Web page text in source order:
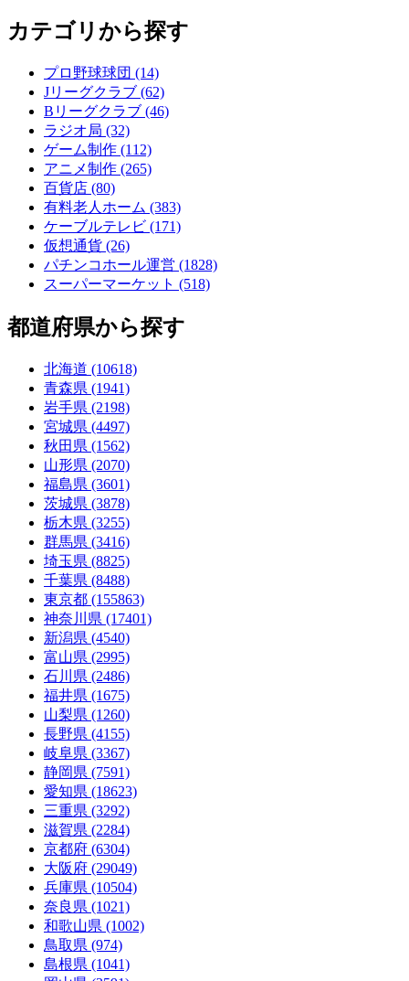
カテゴリから探す
プロ野球球団 (14)
Jリーグクラブ (62)
Bリーグクラブ (46)
ラジオ局 (32)
ゲーム制作 (112)
アニメ制作 (265)
百貨店 (80)
有料老人ホーム (383)
ケーブルテレビ (171)
仮想通貨 (26)
パチンコホール運営 (1828)
スーパーマーケット (518)
都道府県から探す
北海道 (10618)
青森県 (1941)
岩手県 (2198)
宮城県 (4497)
秋田県 (1562)
山形県 (2070)
福島県 (3601)
茨城県 (3878)
栃木県 (3255)
群馬県 (3416)
埼玉県 (8825)
千葉県 (8488)
東京都 (155863)
神奈川県 (17401)
新潟県 (4540)
富山県 (2995)
石川県 (2486)
福井県 (1675)
山梨県 (1260)
長野県 (4155)
岐阜県 (3367)
静岡県 (7591)
愛知県 (18623)
三重県 (3292)
滋賀県 (2284)
京都府 (6304)
大阪府 (29049)
兵庫県 (10504)
奈良県 (1021)
和歌山県 (1002)
鳥取県 (974)
島根県 (1041)